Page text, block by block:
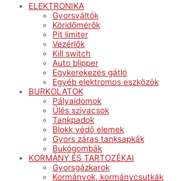
ELEKTRONIKA
Gyorsváltók
Köridőmérők
Pit limiter
Vezérlők
Kill switch
Auto blipper
Egykerekezés gátló
Egyéb elektromos eszközök
BURKOLATOK
Pályaidomok
Ülés szivacsok
Tankpadok
Blokk védő elemek
Gyors záras tanksapkák
Bukógombák
KORMÁNY ÉS TARTOZÉKAI
Gyorsgázkarok
Kormányok, kormánycsutkák